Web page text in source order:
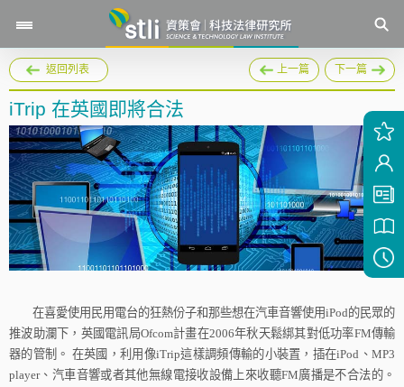
返回列表 上一篇 下一篇
iTrip 在英國即將合法
在喜愛使用民用電台的狂熱份子和那些想在汽車音響使用iPod的民眾的
推波助瀾下，英國電訊局Ofcom計畫在2006年秋天鬆綁其對低功率FM傳輸
器的管制。 在英國，利用像iTrip這樣調頻傳輸的小裝置，插在iPod 、MP3
player、汽車音響或者其他無線電接收設備上來收聽FM廣播是不合法的。